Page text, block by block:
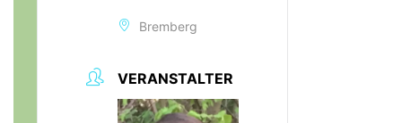
Bremberg
VERANSTALTER